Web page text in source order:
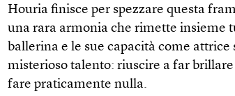
Houria finisce per spezzare questa
una rara armonia che rimette insieme
ballerina e le sue capacità come
misterioso talento: riuscire a far
fare praticamente nulla.